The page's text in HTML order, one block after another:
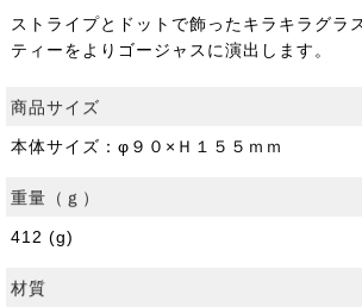
ストライプとドットで飾ったキラキラグラ
ティーをよりゴージャスに演出します。
商品サイズ
本体サイズ：φ９０×Ｈ１５５ｍｍ
重量（ｇ）
412 (g)
材質